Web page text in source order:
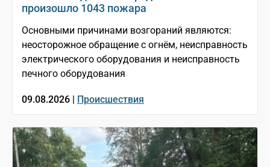
произошло 1043 пожара
Основными причинами возгораний являются:
неосторожное обращение с огнём, неисправность
электрического оборудования и неисправность
печного оборудования
09.08.2026 | Происшествия